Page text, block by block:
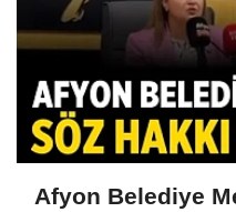
Afyon Belediye